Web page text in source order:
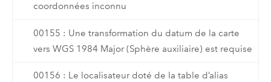
coordonnées inconnu
00155 : Une transformation du datum de la carte
vers WGS 1984 Major (Sphère auxiliaire) est requise
00156 : Le localisateur doté de la table d’alias